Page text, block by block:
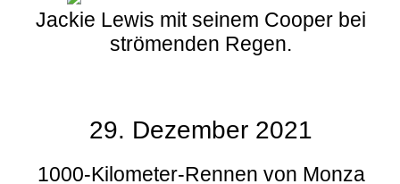
Jackie Lewis mit seinem Cooper bei
strömenden Regen.
29. Dezember 2021
1000-Kilometer-Rennen von Monza